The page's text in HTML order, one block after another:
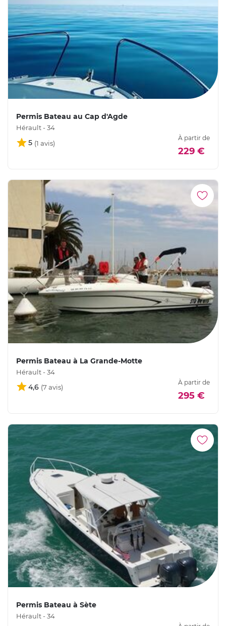
Permis Bateau au Cap d'Agde
Hérault - 34
5
À partir de
229 €
Permis Bateau à La Grande-Motte
Hérault - 34
4,6
À partir de
295 €
Permis Bateau à Sète
Hérault - 34